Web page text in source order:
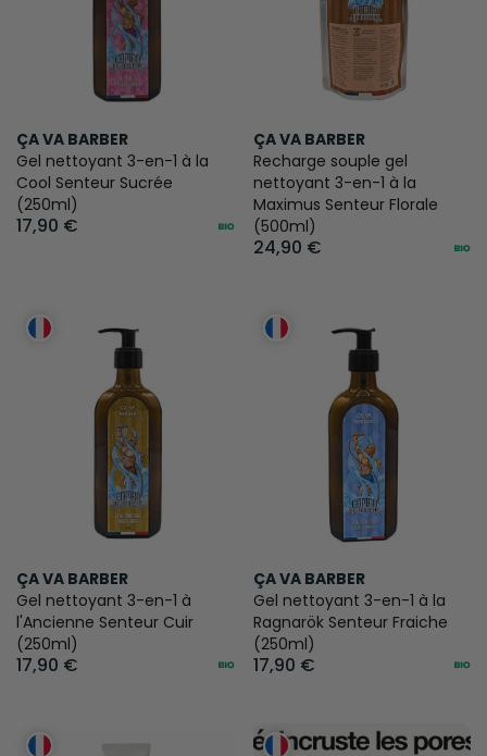
ÇA VA BARBER
Gel nettoyant 3-en-1 à la
Cool Senteur Sucrée
(250ml)
17,90 €
ÇA VA BARBER
Recharge souple gel
nettoyant 3-en-1 à la
Maximus Senteur Florale
(500ml)
24,90 €
ÇA VA BARBER
Gel nettoyant 3-en-1 à
l'Ancienne Senteur Cuir
(250ml)
17,90 €
ÇA VA BARBER
Gel nettoyant 3-en-1 à la
Ragnarök Senteur Fraiche
(250ml)
17,90 €